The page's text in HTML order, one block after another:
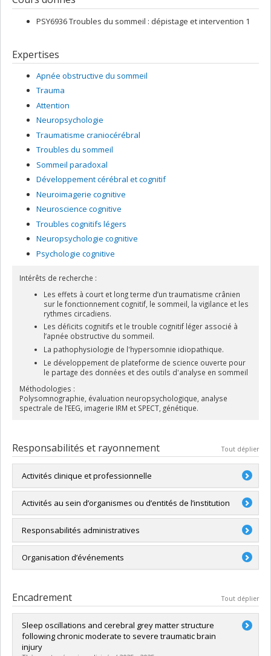
psychologie de l'Univesité de Montréal (première cohorte prévue
en septembre 2026, à confirmer). En parallèle à ce nouveau
Campus de Laval à l'automne 2025.
PSY6936 Troubles du sommeil : dépistage et intervention 1
Expertises
Apnée obstructive du sommeil
Trauma
Attention
Neuropsychologie
Traumatisme craniocérébral
Troubles du sommeil
Sommeil paradoxal
Développement cérébral et cognitif
Neuroimagerie cognitive
Neuroscience cognitive
Troubles cognitifs légers
Neuropsychologie cognitive
Psychologie cognitive
Intérêts de recherche :
Les effets à court et long terme d’un traumatisme crânien
sur le fonctionnement cognitif, le sommeil, la vigilance et les
rythmes circadiens.
Les déficits cognitifs et le trouble cognitif léger associé à
l’apnée obstructive du sommeil.
La pathophysiologie de l'hypersomnie idiopathique.
Le développement de plateforme de science ouverte pour
le partage des données et des outils d'analyse en sommeil
Méthodologies :
Polysomnographie, évaluation neuropsychologique, analyse
spectrale de l’EEG, imagerie IRM et SPECT, génétique.
Responsabilités et rayonnement Tout déplier
Activités clinique et professionnelle
Neuropsychologue
Activités au sein d’organismes ou d’entités de l’institution
Membre du comité exécutif, Cerebrum, Département de
Membre, comité des études, Département de psychologie,
Université de Montréal
Responsabilités administratives
Responsable de programme, Doctorat en
neuropsychologie recherche-intervention (2024-2027)
Organisation d’événements
recherche sur le sommeil : Somnoclub (webinaires
mensuels accrédités par la FMSQ), Écoles d'été,
Journées de réflexion sur les technologies
ambulatoires du sommeil, etc.
Consultation provinciale "Repenser la recherche en
santé au Québec" (2022-2023, 280
Encadrement Tout déplier
Sleep oscillations and cerebral grey matter structure
following chronic moderate to severe traumatic brain
injury